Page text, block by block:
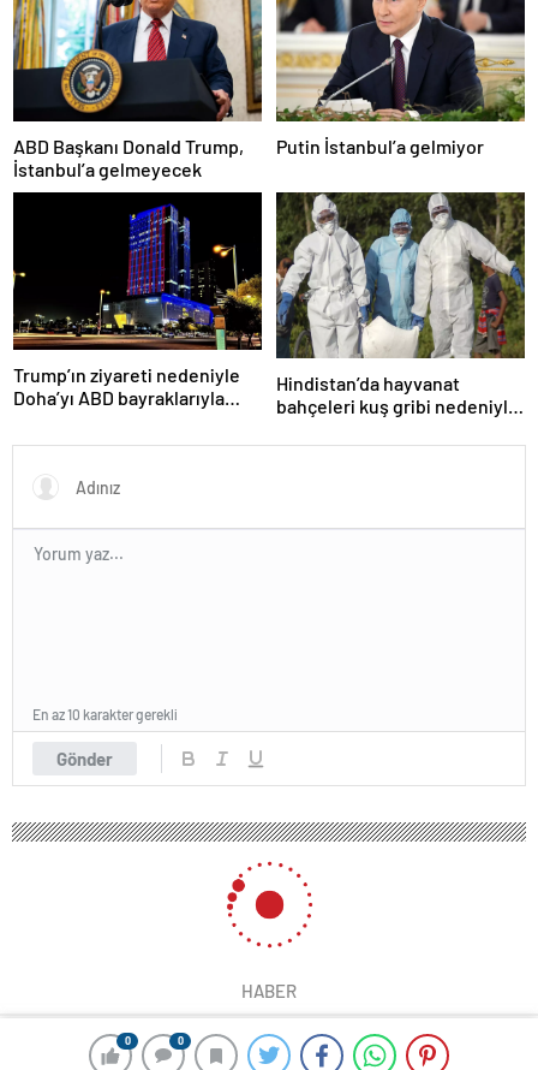
0 0
ABD Başkanı Donald Trump,
İstanbul’a gelmeyecek
Putin İstanbul’a gelmiyor
Trump’ın ziyareti nedeniyle
Doha’yı ABD bayraklarıyla
Hindistan’da hayvanat
bahçeleri kuş gribi nedeniyle
Gönder
En az 10 karakter gerekli
HABER